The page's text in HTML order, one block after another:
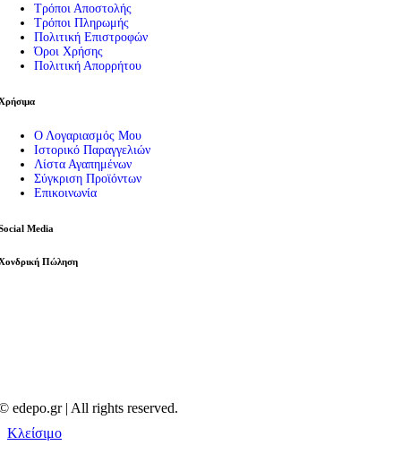
Τρόποι Αποστολής
Τρόποι Πληρωμής
Πολιτική Επιστροφών
Όροι Χρήσης
Πολιτική Απορρήτου
Ο Λογαριασμός Μου
Ιστορικό Παραγγελιών
Λίστα Αγαπημένων
Σύγκριση Προϊόντων
Επικοινωνία
Media
Πώληση
edepo.gr | All rights reserved.
Κλείσιμο